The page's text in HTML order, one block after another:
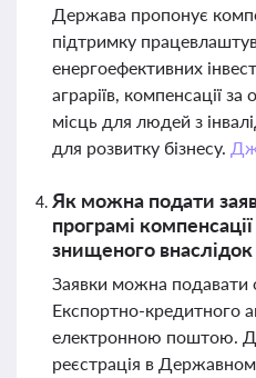
Держава пропонує
підтримку
енергоефективних
аграріїв, компенсації
місць для людей з
для розвитку бізнесу.
Як можна подати
програмі
знищеного внаслідок
Заявки можна подавати
Експортно-кредитного
електронною поштою.
реєстрація в